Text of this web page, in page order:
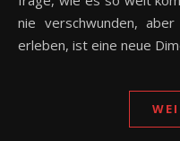
nie verschwunden,
erleben, ist eine neue